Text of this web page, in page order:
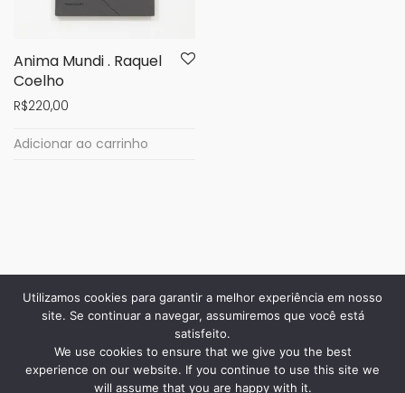
Anima Mundi . Raquel
Coelho
R$220,00
Adicionar ao carrinho
Utilizamos cookies para garantir a melhor experiência em nosso
site. Se continuar a navegar, assumiremos que você está
satisfeito.
We use cookies to ensure that we give you the best
experience on our website. If you continue to use this site we
will assume that you are happy with it.